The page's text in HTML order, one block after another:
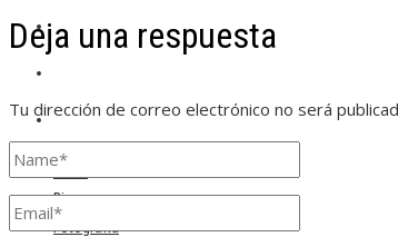
BIO
CONTACTO
Inicio
Bio
Fotografía
Deja una respuesta
Tu dirección de correo electrónico no será